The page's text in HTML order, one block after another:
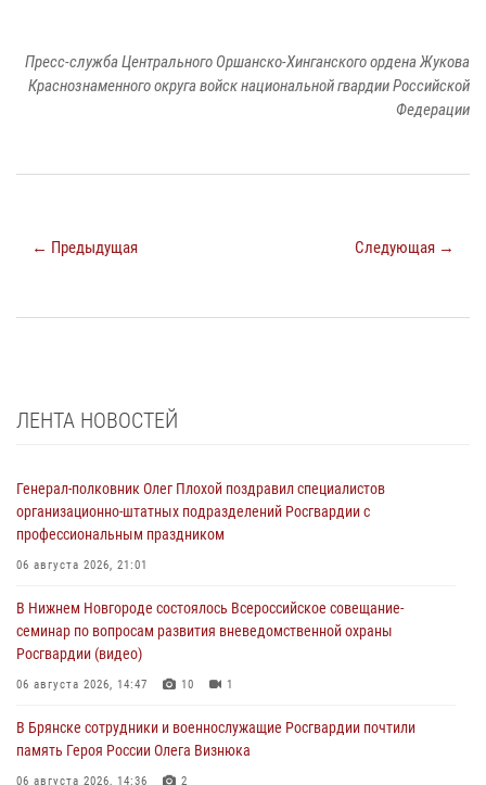
Пресс-служба Центрального Оршанско-Хинганского ордена Жукова
Краснознаменного округа войск национальной гвардии Российской
Федерации
← Предыдущая Следующая →
ЛЕНТА НОВОСТЕЙ
Генерал-полковник Олег Плохой поздравил специалистов
организационно-штатных подразделений Росгвардии с
профессиональным праздником
06 августа 2026, 21:01
В Нижнем Новгороде состоялось Всероссийское совещание-
семинар по вопросам развития вневедомственной охраны
Росгвардии (видео)
06 августа 2026, 14:47 10 1
В Брянске сотрудники и военнослужащие Росгвардии почтили
память Героя России Олега Визнюка
06 августа 2026, 14:36 2